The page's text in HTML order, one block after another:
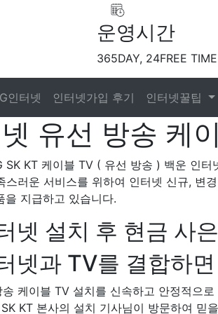
운영시간
365DAY, 24FREE TIME
인터넷 인터넷가입 후기 인터넷꿀팁
유선 방송 케
SK KT 케이블 TV ( 유선 방송 ) 백운 인
러운 서비스를 위하여 인터넷 신규, 변
을 지급하고 있습니다.
넷 설치 후 현금 사
넷과 TV를 결합하
케이블 TV 설치를 신속하고 안정적으
KT 본사의 설치 기사님이 방문하여